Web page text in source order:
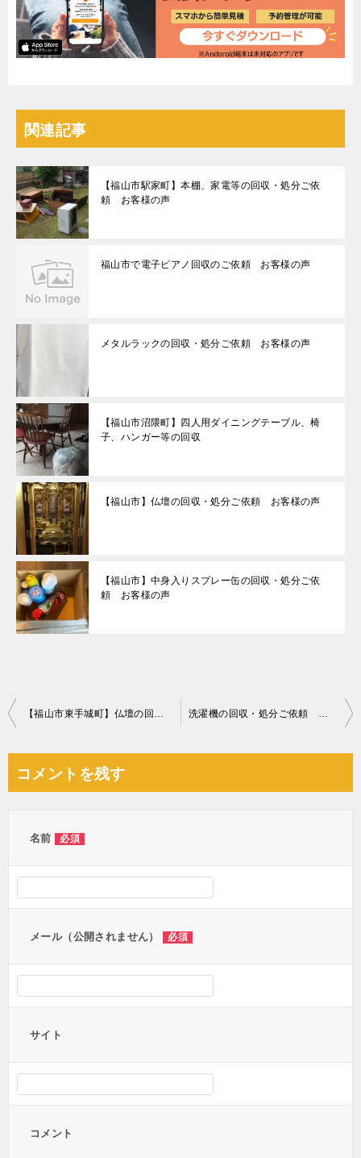
関連記事
【福山市駅家町】本棚、家電等の回収・処分ご依
頼 お客様の声
福山市で電子ピアノ回収のご依頼 お客様の声
メタルラックの回収・処分ご依頼 お客様の声
【福山市沼隈町】四人用ダイニングテーブル、椅
子、ハンガー等の回収
【福山市】仏壇の回収・処分ご依頼 お客様の声
【福山市】中身入りスプレー缶の回収・処分ご依
頼 お客様の声
投
ビ
【福山市東手城町】仏壇の回収・処分ご依頼 お客様の声 洗濯機の回収・処分ご依頼 お客様の声
コメントを残す
名前 必須
メール（公開されません） 必須
サイト
コメント